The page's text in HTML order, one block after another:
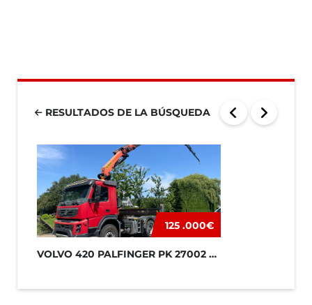
RESULTADOS DE LA BÚSQUEDA
125 .000€
VOLVO 420 PALFINGER PK 27002 + JIB